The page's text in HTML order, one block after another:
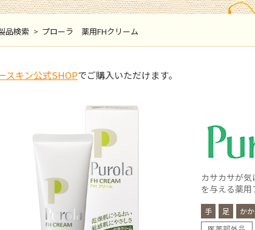
品検索 > プローラ 薬用FHクリーム
スキン公式SHOPでご購入いただけます。
カサカサが
を与える薬
手 足
か